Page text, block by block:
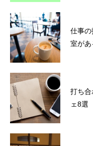
仕事
室があ
打ち
ェ8選